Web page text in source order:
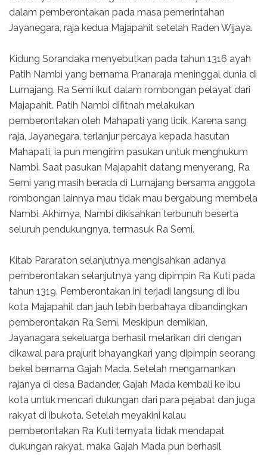
dalam pemberontakan pada masa pemerintahan
Jayanegara, raja kedua Majapahit setelah Raden Wijaya.
Kidung Sorandaka menyebutkan pada tahun 1316 ayah
Patih Nambi yang bernama Pranaraja meninggal dunia di
Lumajang. Ra Semi ikut dalam rombongan pelayat dari
Majapahit. Patih Nambi difitnah melakukan
pemberontakan oleh Mahapati yang licik. Karena sang
raja, Jayanegara, terlanjur percaya kepada hasutan
Mahapati, ia pun mengirim pasukan untuk menghukum
Nambi. Saat pasukan Majapahit datang menyerang, Ra
Semi yang masih berada di Lumajang bersama anggota
rombongan lainnya mau tidak mau bergabung membela
Nambi. Akhirnya, Nambi dikisahkan terbunuh beserta
seluruh pendukungnya, termasuk Ra Semi.
Kitab Pararaton selanjutnya mengisahkan adanya
pemberontakan selanjutnya yang dipimpin Ra Kuti pada
tahun 1319. Pemberontakan ini terjadi langsung di ibu
kota Majapahit dan jauh lebih berbahaya dibandingkan
pemberontakan Ra Semi. Meskipun demikian,
Jayanagara sekeluarga berhasil melarikan diri dengan
dikawal para prajurit bhayangkari yang dipimpin seorang
bekel bernama Gajah Mada. Setelah mengamankan
rajanya di desa Badander, Gajah Mada kembali ke ibu
kota untuk mencari dukungan dari para pejabat dan juga
rakyat di ibukota. Setelah meyakini kalau
pemberontakan Ra Kuti ternyata tidak mendapat
dukungan rakyat, maka Gajah Mada pun berhasil